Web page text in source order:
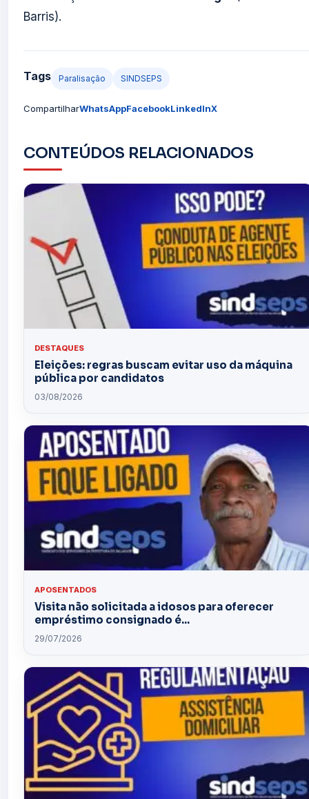
Barris).
Tags Paralisação SINDSEPS
CompartilharWhatsAppFacebookLinkedInX
CONTEÚDOS RELACIONADOS
DESTAQUES
Eleições: regras buscam evitar uso da máquina
pública por candidatos
03/08/2026
APOSENTADOS
Visita não solicitada a idosos para oferecer
empréstimo consignado é...
29/07/2026